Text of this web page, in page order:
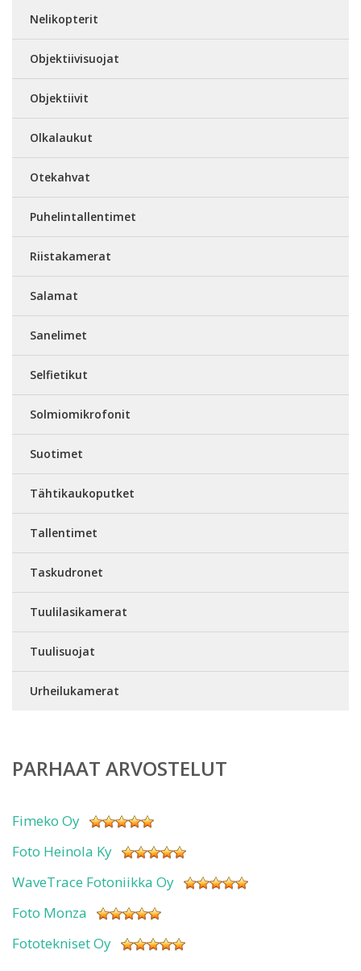
Nelikopterit
Objektiivisuojat
Objektiivit
Olkalaukut
Otekahvat
Puhelintallentimet
Riistakamerat
Salamat
Sanelimet
Selfietikut
Solmiomikrofonit
Suotimet
Tähtikaukoputket
Tallentimet
Taskudronet
Tuulilasikamerat
Tuulisuojat
Urheilukamerat
PARHAAT ARVOSTELUT
Fimeko Oy
Foto Heinola Ky
WaveTrace Fotoniikka Oy
Foto Monza
Fototekniset Oy